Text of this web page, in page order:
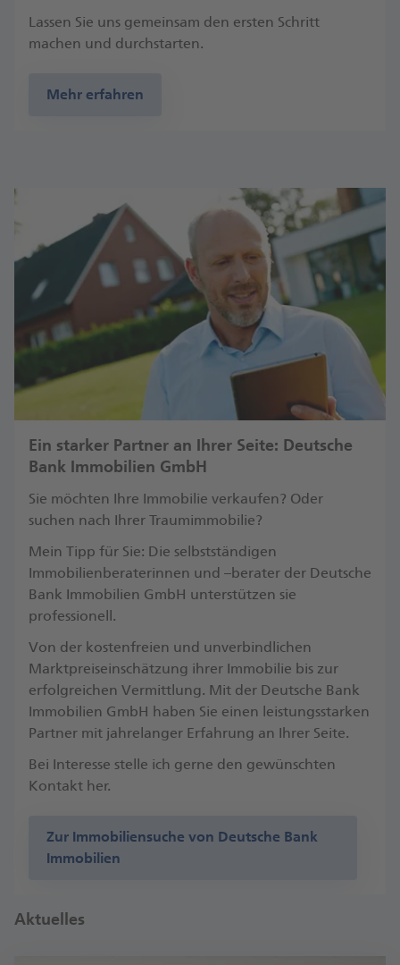
Lassen Sie uns gemeinsam den ersten Schritt
machen und durchstarten.
Mehr erfahren
Ein starker Partner an Ihrer Seite: Deutsche
Bank Immobilien GmbH
Sie möchten Ihre Immobilie verkaufen? Oder
suchen nach Ihrer Traumimmobilie?
Mein Tipp für Sie: Die selbstständigen
Immobilienberaterinnen und –berater der Deutsche
Bank Immobilien GmbH unterstützen sie
professionell.
Von der kostenfreien und unverbindlichen
Marktpreiseinschätzung ihrer Immobilie bis zur
erfolgreichen Vermittlung. Mit der Deutsche Bank
Immobilien GmbH haben Sie einen leistungsstarken
Partner mit jahrelanger Erfahrung an Ihrer Seite.
Bei Interesse stelle ich gerne den gewünschten
Kontakt her.
Zur Immobiliensuche von Deutsche Bank
Immobilien
Aktuelles